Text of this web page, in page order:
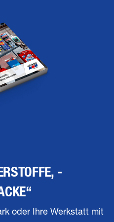
oder Ihre Werkstatt mit